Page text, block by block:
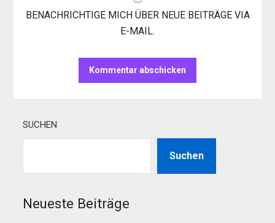
BENACHRICHTIGE MICH ÜBER NEUE BEITRÄGE VIA
E-MAIL.
SUCHEN
Suchen
Neueste Beiträge